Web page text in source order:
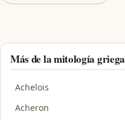
Más de la mitología griega
Achelois
Acheron